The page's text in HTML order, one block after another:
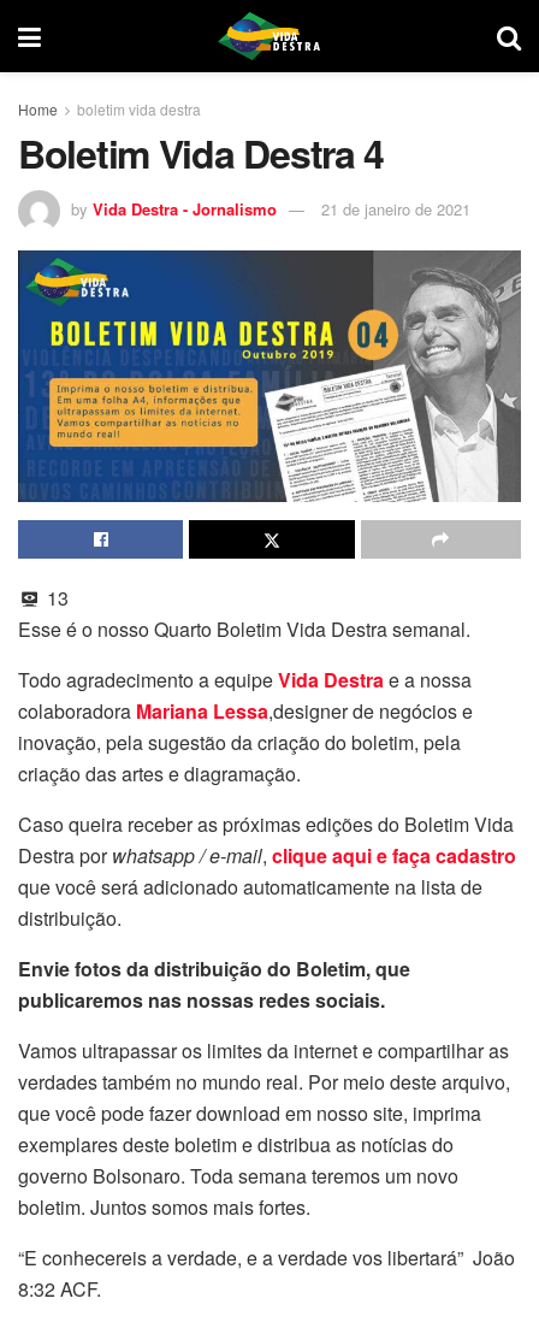
Home boletim vida destra
Boletim Vida Destra 4
by Vida Destra - Jornalismo 21 de janeiro de 2021
13
Esse é o nosso Quarto Boletim Vida Destra semanal.
Todo agradecimento a equipeVida Destrae a nossa
colaboradora Mariana Lessa,designer de negócios e
inovação, pela sugestão da criação do boletim, pela
criação das artes e diagramação.
Caso queira receber as próximas edições do Boletim Vida
Destra porwhatsapp / e-mail, clique aqui e faça cadastro
que você será adicionado automaticamente na lista de
distribuição.
Envie fotos da distribuição do Boletim, que
publicaremos nas nossas redes sociais.
Vamos ultrapassar os limites da internet e compartilhar as
verdades também no mundo real. Por meio deste arquivo,
que você pode fazer download em nosso site, imprima
exemplares deste boletim e distribua as notícias do
governo Bolsonaro. Toda semana teremos um novo
boletim. Juntos somos mais fortes.
“E conhecereis a verdade, e a verdade vos libertará” João
8:32 ACF.